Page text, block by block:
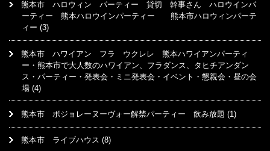
熊本市 ハロウィン パーティー 貸切 幹事さん ハロウインパ
ーティー 熊本ハロウインパーティー 熊本市ハロウィンパーテ
ィー (3)
熊本市 ハワイアン フラ ウクレレ 熊本ハワイアンパーティ
ー・熊本市で大人数のハワイアン、フラダンス、タヒチアンダン
ス・パーティー・発表会・ミニ発表会・イベント・懇親会・昼の会
場 (4)
熊本市 ボジョレーヌーヴォー解禁パーティー 飲み放題 (1)
熊本市 ライブハウス (8)